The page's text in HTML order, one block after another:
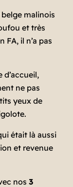
malinois
et très
il n’a pas
ne pas
yeux de
était là aussi
et revenue
nos 3